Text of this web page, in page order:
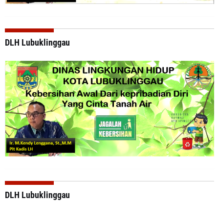
DLH Lubuklinggau
DLH Lubuklinggau